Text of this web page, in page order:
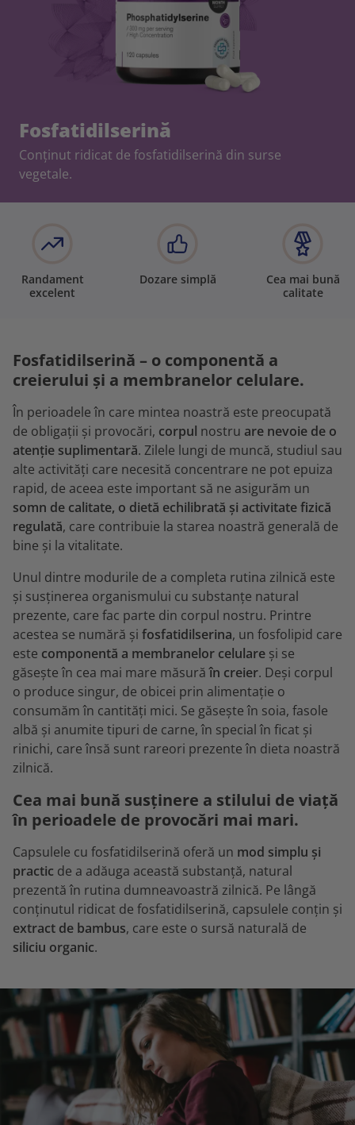
Fosfatidilserină
Conținut ridicat de fosfatidilserină din surse
vegetale.
Randament
excelent
Dozare simplă
Cea mai bună
calitate
Fosfatidilserină – o componentă a
creierului și a membranelor celulare.
În perioadele în care mintea noastră este preocupată
de obligații și provocări, corpul nostru are nevoie de o
atenție suplimentară. Zilele lungi de muncă, studiul sau
alte activități care necesită concentrare ne pot epuiza
rapid, de aceea este important să ne asigurăm un
somn de calitate, o dietă echilibrată și activitate fizică
regulată, care contribuie la starea noastră generală de
bine și la vitalitate.
Unul dintre modurile de a completa rutina zilnică este
și susținerea organismului cu substanțe natural
prezente, care fac parte din corpul nostru. Printre
acestea se numără și fosfatidilserina, un fosfolipid care
este componentă a membranelor celulare și se
găsește în cea mai mare măsurăîn creier. Deși corpul
o produce singur, de obicei prin alimentație o
consumăm în cantități mici. Se găsește în soia, fasole
albă și anumite tipuri de carne, în special în ficat și
rinichi, care însă sunt rareori prezente în dieta noastră
zilnică.
Cea mai bună susținere a stilului de viață
în perioadele de provocări mai mari.
Capsulele cu fosfatidilserină oferă un mod simplu și
practic de a adăuga această substanță, natural
prezentă în rutina dumneavoastră zilnică. Pe lângă
conținutul ridicat de fosfatidilserină, capsulele conțin și
extract de bambus, care este o sursă naturală de
siliciu organic.